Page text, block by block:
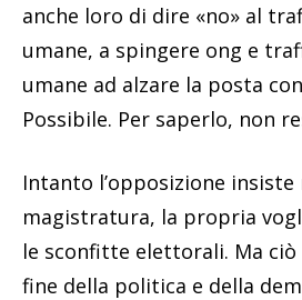
anche loro di dire «no» al
umane, a spingere ong e
umane ad alzare la posta
Possibile. Per saperlo, non
Intanto l’opposizione insiste
magistratura, la propria
le sconfitte elettorali. Ma
fine della politica e della